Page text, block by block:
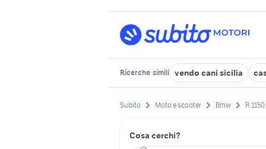
Ricerche simili vendo cani sicilia
Subito Moto e scooter Bmw R
Cosa cerchi?